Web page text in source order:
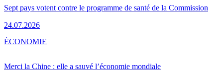
Sept pays votent contre le programme de santé de la Commission
24.07.2026
Merci la Chine : elle a sauvé l’économie mondiale
ÉCONOMIE